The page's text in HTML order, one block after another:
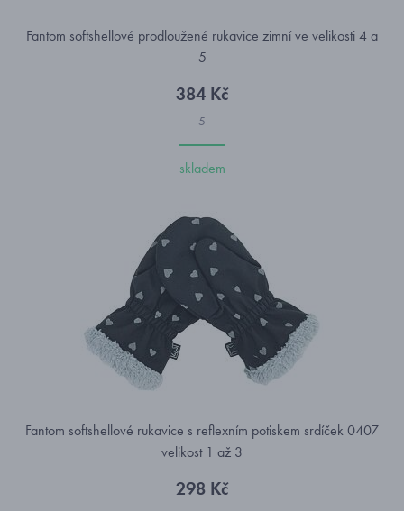
Fantom softshellové prodloužené rukavice zimní ve velikosti 4 a
5
384 Kč
5
skladem
Fantom softshellové rukavice s reflexním potiskem srdíček 0407
velikost 1 až 3
298 Kč